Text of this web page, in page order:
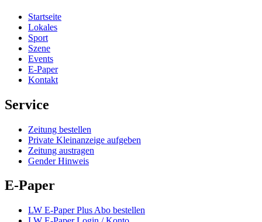
Startseite
Lokales
Sport
Szene
Events
E-Paper
Kontakt
Service
Zeitung bestellen
Private Kleinanzeige aufgeben
Zeitung austragen
Gender Hinweis
E-Paper
LW E-Paper Plus Abo bestellen